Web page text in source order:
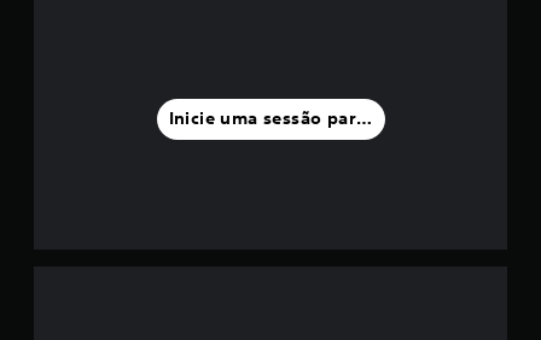
Inicie uma sessão para classificar